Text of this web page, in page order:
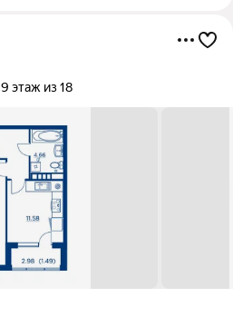
9 этаж из 18